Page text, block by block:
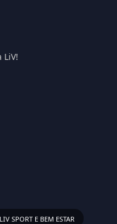
LiV!
LIV SPORT E BEM ESTAR